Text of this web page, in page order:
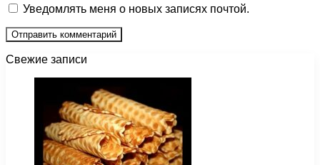
Уведомлять меня о новых записях почтой.
Свежие записи